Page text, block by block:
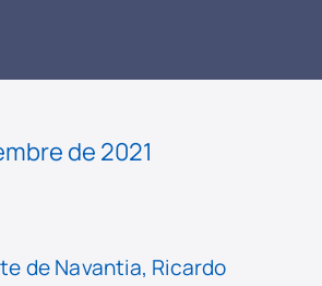
de 2021
de Navantia, Ricardo